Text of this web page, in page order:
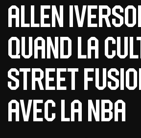
Allen
Quand la
street
avec la NBA